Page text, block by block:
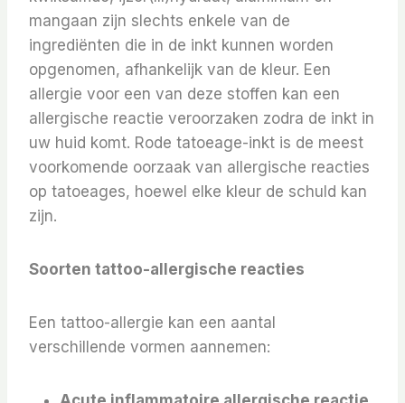
mangaan zijn slechts enkele van de
ingrediënten die in de inkt kunnen worden
opgenomen, afhankelijk van de kleur. Een
allergie voor een van deze stoffen kan een
allergische reactie veroorzaken zodra de inkt in
uw huid komt. Rode tatoeage-inkt is de meest
voorkomende oorzaak van allergische reacties
op tatoeages, hoewel elke kleur de schuld kan
zijn.
Soorten tattoo-allergische reacties
Een tattoo-allergie kan een aantal
verschillende vormen aannemen: